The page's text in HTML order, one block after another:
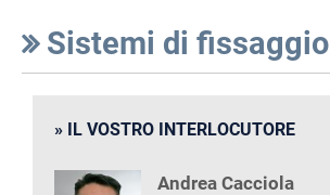
Sistemi di fissaggio
IL VOSTRO INTERLOCUTORE
Andrea Cacciola